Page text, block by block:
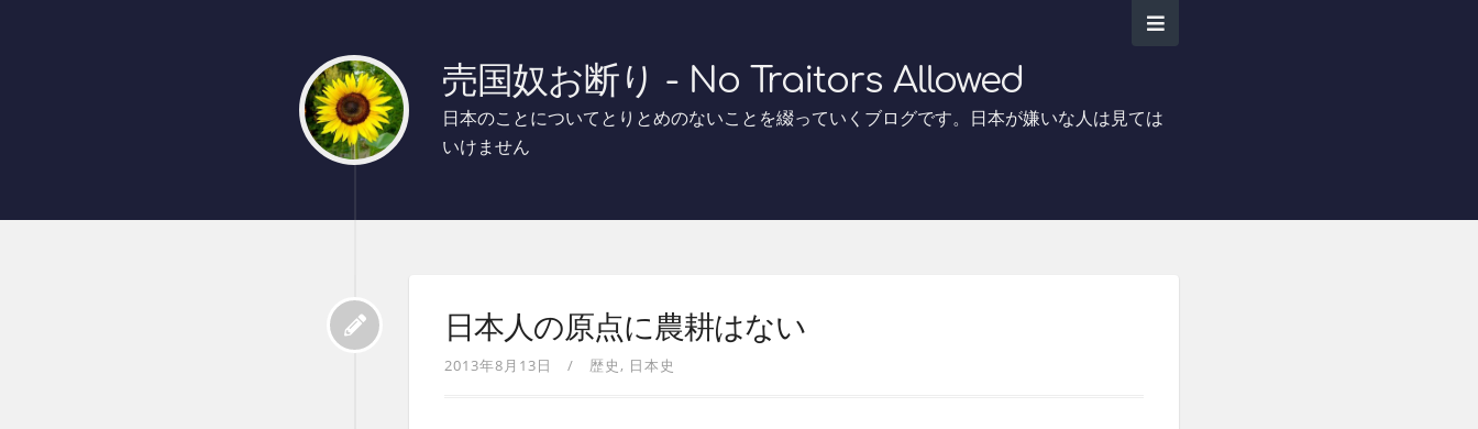
売国奴お断り - No Traitors Allowed
日本のことについてとりとめのないことを綴っていくブログです。日本が嫌いな人は見ては
いけません
日本人の原点に農耕はない
2013年8月13日 歴史 日本史